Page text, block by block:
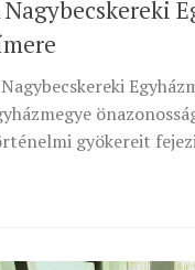
Nagybecskereki
gyökereit